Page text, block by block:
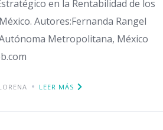
en la Rentabilidad de los
Autores:Fernanda Rangel
Metropolitana, México
LEER MÁS